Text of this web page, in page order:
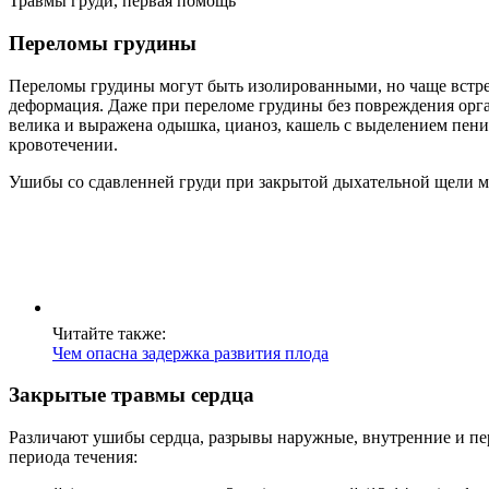
Переломы грудины
Переломы грудины могут быть изолированными, но чаще
деформация. Даже при переломе грудины без повреждения
велика и выражена одышка, цианоз, кашель с выделением
кровотечении.
Ушибы со сдавленней груди при закрытой дыхательной щели
Читайте также:
Чем опасна задержка развития плода
Закрытые травмы сердца
Различают ушибы сердца, разрывы наружные, внутренние и
периода течения: